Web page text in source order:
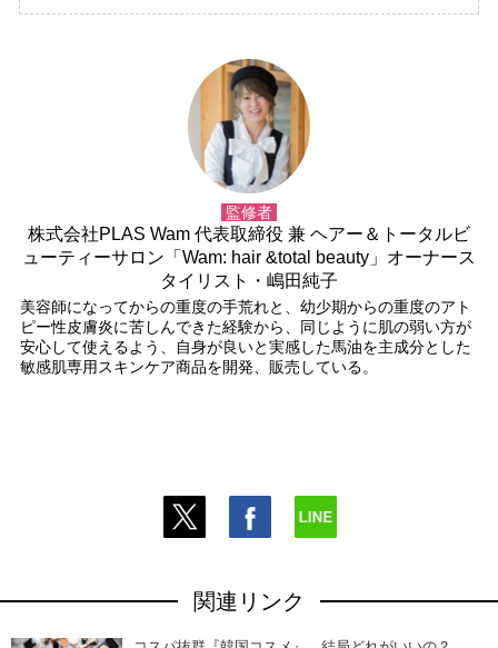
監修者
株式会社PLAS Wam 代表取締役 兼 ヘアー＆トータルビ
ューティーサロン「Wam: hair &total beauty」オーナース
タイリスト・嶋田純子
美容師になってからの重度の手荒れと、幼少期からの重度のアト
ピー性皮膚炎に苦しんできた経験から、同じように肌の弱い方が
安心して使えるよう、自身が良いと実感した馬油を主成分とした
敏感肌専用スキンケア商品を開発、販売している。
関連リンク